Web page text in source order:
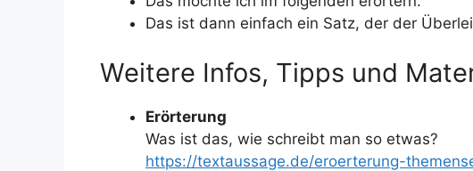
Das ist dann einfach ein Satz, der der
Weitere Infos, Tipps und
Erörterung
Was ist das, wie schreibt man so etwas?
https://textaussage.de/eroerterung-